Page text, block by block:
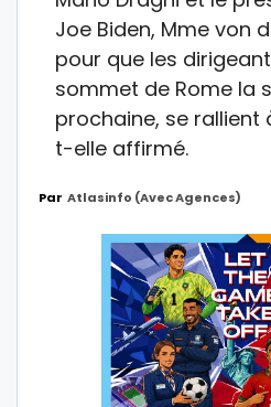
Joe Biden, Mme von
pour que les
sommet de Rome la
prochaine, se
t-elle affirmé.
Par Atlasinfo (avec Agences)